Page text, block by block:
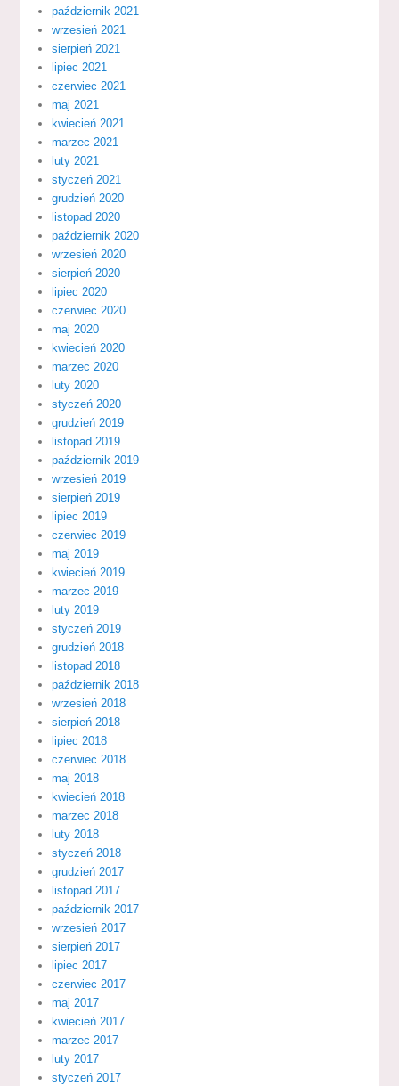
październik 2021
wrzesień 2021
sierpień 2021
lipiec 2021
czerwiec 2021
maj 2021
kwiecień 2021
marzec 2021
luty 2021
styczeń 2021
grudzień 2020
listopad 2020
październik 2020
wrzesień 2020
sierpień 2020
lipiec 2020
czerwiec 2020
maj 2020
kwiecień 2020
marzec 2020
luty 2020
styczeń 2020
grudzień 2019
listopad 2019
październik 2019
wrzesień 2019
sierpień 2019
lipiec 2019
czerwiec 2019
maj 2019
kwiecień 2019
marzec 2019
luty 2019
styczeń 2019
grudzień 2018
listopad 2018
październik 2018
wrzesień 2018
sierpień 2018
lipiec 2018
czerwiec 2018
maj 2018
kwiecień 2018
marzec 2018
luty 2018
styczeń 2018
grudzień 2017
listopad 2017
październik 2017
wrzesień 2017
sierpień 2017
lipiec 2017
czerwiec 2017
maj 2017
kwiecień 2017
marzec 2017
luty 2017
styczeń 2017